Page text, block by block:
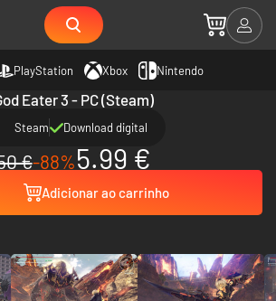
PlayStation Xbox Nintendo
Eater 3 - PC (Steam)
Steam Download digital
€-88%5.99 €
Adicionar ao carrinho